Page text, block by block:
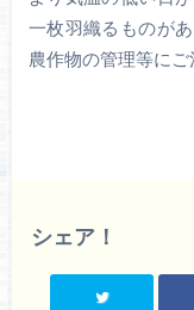
一枚羽織るものが
農作物の管理等にご
シェア！